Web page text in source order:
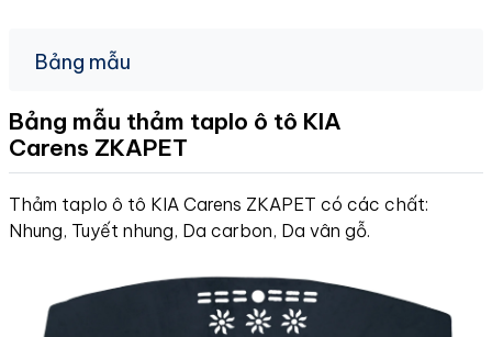
Bảng mẫu
Bảng mẫu thảm taplo ô tô KIA
Carens ZKAPET
Thảm taplo ô tô KIA Carens ZKAPET có các chất:
Nhung, Tuyết nhung, Da carbon, Da vân gỗ.